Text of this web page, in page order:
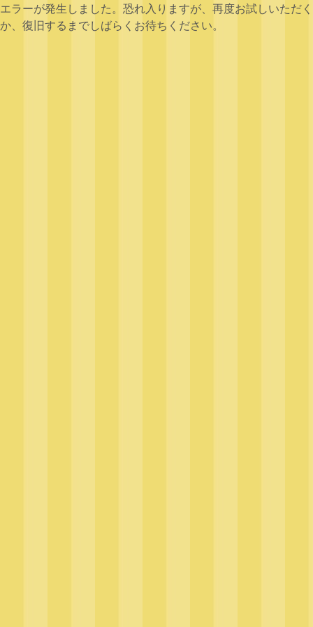
エラーが発生しました。恐れ入りますが、再度お試しいただく
か、復旧するまでしばらくお待ちください。